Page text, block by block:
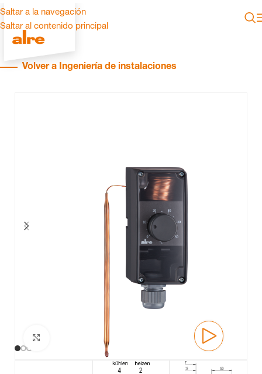
Saltar a la navegación
Saltar al contenido principal
Volver a Ingeniería de instalaciones
Haga clic para ampliar